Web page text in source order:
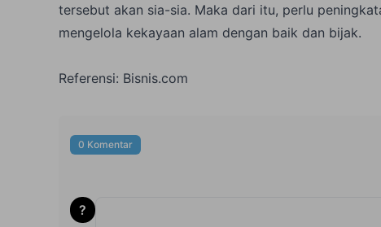
tersebut akan sia-sia. Maka dari itu, perlu
mengelola kekayaan alam dengan baik dan bijak.
Referensi: Bisnis.com
0 Komentar
?